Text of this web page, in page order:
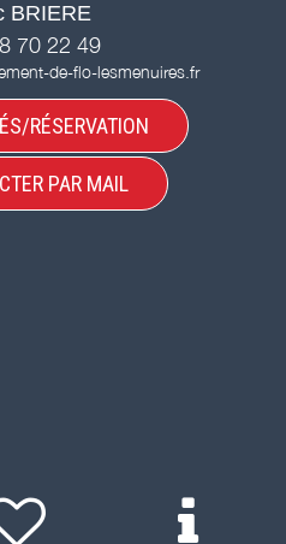
BRIERE
70 22 49
de-flo-lesmenuires.fr
RÉSERVATION
PAR MAIL